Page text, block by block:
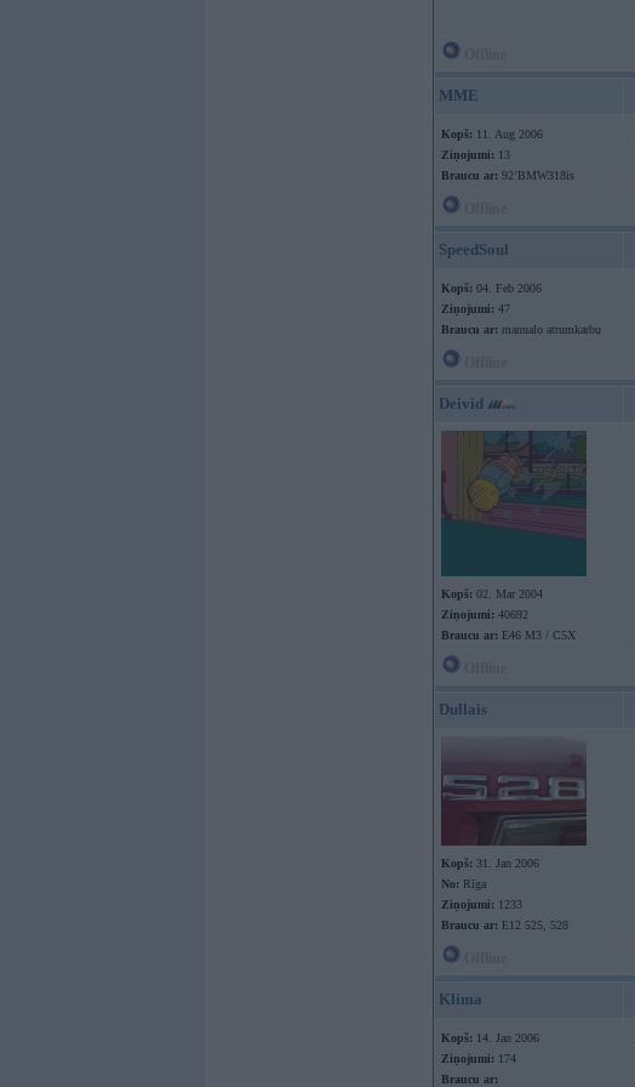
MME
Kopš: 11. Aug 2006
Ziņojumi: 13
Braucu ar: 92’BMW318is
SpeedSoul
Kopš: 04. Feb 2006
Ziņojumi: 47
Braucu ar: manualo atrumkarbu
Deivid
Kopš: 02. Mar 2004
Ziņojumi: 40692
Braucu ar: E46 M3 / C5X
Dullais
Kopš: 31. Jan 2006
No: Rīga
Ziņojumi: 1233
Braucu ar: E12 525, 528
Klima
Kopš: 14. Jan 2006
Ziņojumi: 174
Braucu ar: